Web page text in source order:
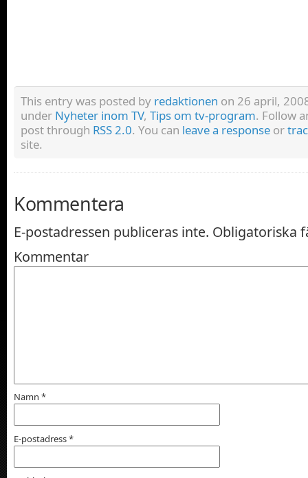
This entry was posted by redaktionen on 26 april,
under Nyheter inom TV, Tips om tv-program. Follow
post through RSS 2.0. You can leave a response or
site.
Kommentera
E-postadressen publiceras inte. Obligatoriska
Kommentar
Namn *
E-postadress*